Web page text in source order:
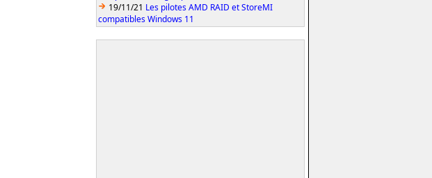
19/11/21 Les pilotes AMD RAID et StoreMI
compatibles Windows 11